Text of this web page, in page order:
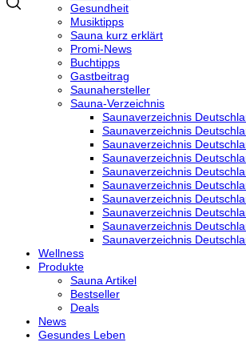
Gesundheit
Musiktipps
Sauna kurz erklärt
Promi-News
Buchtipps
Gastbeitrag
Saunahersteller
Sauna-Verzeichnis
Saunaverzeichnis
Saunaverzeichnis
Saunaverzeichnis
Saunaverzeichnis
Saunaverzeichnis
Saunaverzeichnis
Saunaverzeichnis
Saunaverzeichnis
Saunaverzeichnis
Saunaverzeichnis
Wellness
Produkte
Sauna Artikel
Bestseller
Deals
News
Gesundes Leben